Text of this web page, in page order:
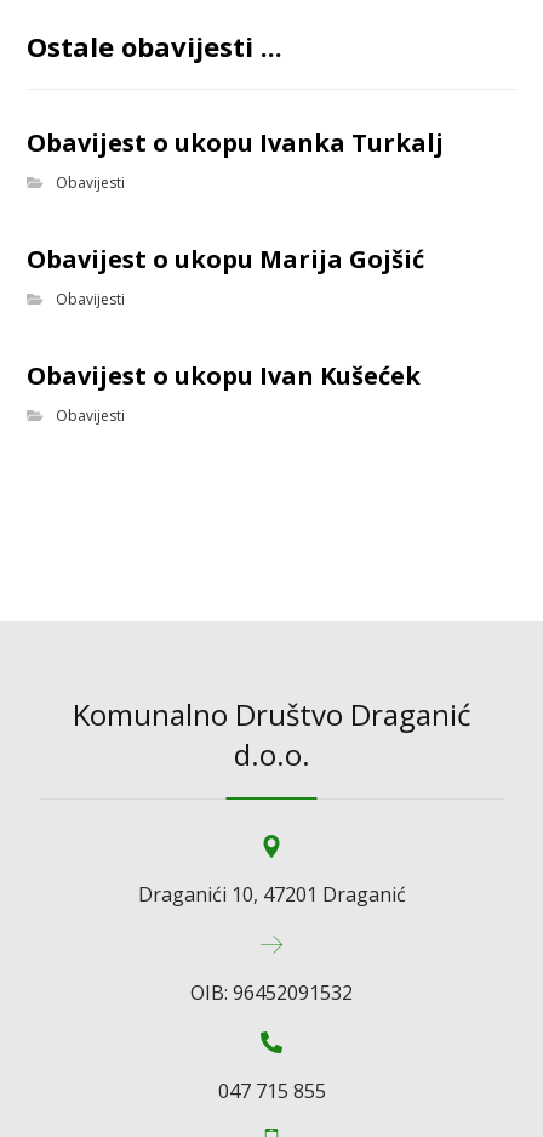
Ostale obavijesti ...
Obavijest o ukopu Ivanka Turkalj
Obavijesti
Obavijest o ukopu Marija Gojšić
Obavijesti
Obavijest o ukopu Ivan Kušećek
Obavijesti
Komunalno Društvo Draganić
d.o.o.
Draganići 10, 47201 Draganić
OIB: 96452091532
047 715 855